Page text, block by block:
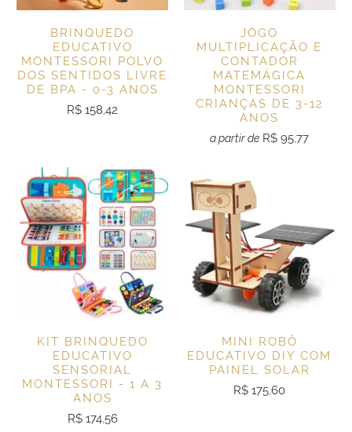
BRINQUEDO
EDUCATIVO
MONTESSORI POLVO
DOS SENTIDOS LIVRE
DE BPA - 0-3 ANOS
R$ 158,42
JOGO
MULTIPLICAÇÃO E
CONTADOR
MATEMÁGICA
MONTESSORI
CRIANÇAS DE 3-12
ANOS
a partir de R$ 95,77
KIT BRINQUEDO
EDUCATIVO
SENSORIAL
MONTESSORI - 1 A 3
ANOS
R$ 174,56
MINI ROBÔ
EDUCATIVO DIY COM
PAINEL SOLAR
R$ 175,60